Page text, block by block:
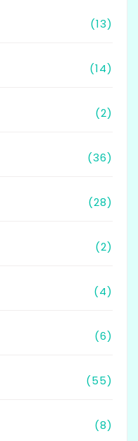
(13)
(14)
(2)
(36)
(28)
(2)
(4)
(6)
(55)
(8)